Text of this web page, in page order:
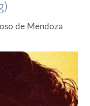
de Mendoza